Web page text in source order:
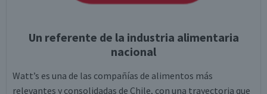
Un referente de la industria alimentaria
nacional
Watt’s es una de las compañías de alimentos más
relevantes y consolidadas de Chile, con una trayectoria que